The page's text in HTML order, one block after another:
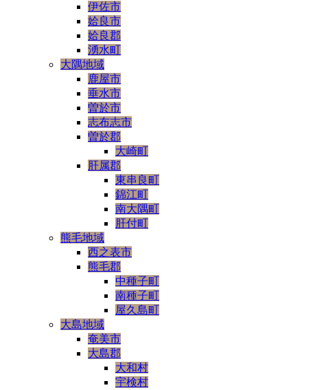
伊佐市
姶良市
姶良郡
湧水町
大隅地域
鹿屋市
垂水市
曽於市
志布志市
曽於郡
大崎町
肝属郡
東串良町
錦江町
南大隅町
肝付町
熊毛地域
西之表市
熊毛郡
中種子町
南種子町
屋久島町
大島地域
奄美市
大島郡
大和村
宇検村